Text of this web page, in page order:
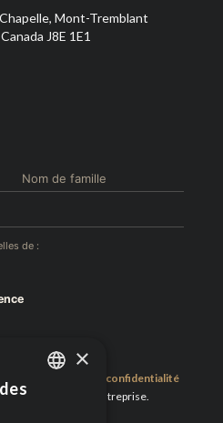
Mont-Tremblant
J8E 1E1
de :
politique de confidentialité
à jour de notre entreprise.
×